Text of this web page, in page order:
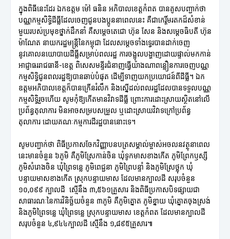
ក្នុងពិធីនេះដែរ ឯកឧត្តម ម៉ៅ ធនិន អភិបាលខេត្តកំពត បានគូសបញ្ជាក់ថា
បណ្ណកម្មសិទ្ធិដីធ្លីដែលចេញជូនបងប្អូននាពេលនេះ គឺជាកេរ្តិ៍មរតកដ៏សំខាន់
មួយរបស់ប្រមុខថ្នាក់ដឹកនាំ គឺសម្តេចតេជោ ហ៊ុន សែន និងសម្តេចធិបតី ហ៊ុន
ម៉ាណែត នាយករដ្ឋមន្ត្រីនៃកម្ពុជា ដែលសម្តេចទាំងទ្វេរបានដាក់ចេញ
នូវគោលនយោបាយដីធ្លីសម្រាប់ពលរដ្ឋ ការចង្អុលបង្ហាញដោយផ្ទាល់មកកាន់
អាជ្ញាធររាជធានី-ខេត្ត ពិសេសមន្ទីរជំនាញធ្វើយ៉ាងណាពន្លឿនការចេញបណ្ណ
កម្មសិទ្ធិជូនពលរដ្ឋឱ្យបានឆាប់បំផុត ដើម្បីទាញយកប្រយោជន៍ពីដីធ្លី។ ឯក
ឧត្តមអភិបាលខេត្តក៏បានក្រើនរំលឹក និងស្នើដល់ពលរដ្ឋដែលបានទទួលបណ្ណ
កម្មសិទ្ធិរួចហើយ សូមកុំឱ្យកើតមានវិវាទដីធ្លី ព្រោះការដោះស្រាយស្ថិតនៅលើ
ប្រព័ន្ធតុលាការ មិនអាចសម្របសម្រួល ឬដោះស្រាយវិវាទក្រៅប្រព័ន្ធ
តុលាការ ដោយគណៈកម្មការដីរដ្ឋបាននោះទេ។
សូមបញ្ជាក់ថា ពិធីប្រកាសចែកវិញ្ញាបនបត្រសម្គាល់ម្ចាស់អចលនវត្ថុនាពេល
នេះមានចំនួន ៦ភូមិ គឺភូមិស្រែកាន់ចិន ឃុំទូកមាសខាងកើត ភូមិព្រែកឫស្សី
ភូមិសំរោងចិន ឃុំព្រៃទន្លេ ភូមិពេជ្ជនា ភូមិព្រៃបន្ទាំ និងភូមិស្រែថ្លុក ឃុំ
បន្ទាយមាសខាងកើត ស្រុកបន្ទាយមាស ដែលមានក្បាលដី សរុបចំនួន
១០,០៩៩ ក្បាលដី ស្មើនឹង ៣,៥៦១គ្រួសារ និងពិធីប្រកាសបិទផ្សាយជា
សាធារណៈនៃការវិនិច្ឆ័យចំនួន ៣ភូមិ គឺភូមិត្នោត ភូមិខ្នាយ ឃុំត្នោតចុងស្រង់
និងភូមិព្រៃទន្លេ ឃុំព្រៃទន្លេ ស្រុកបន្ទាយមាស ខេត្តកំពត ដែលមានក្បាលដី
សរុបចំនួន ៤,៩៤៤ក្បាលដី ស្មើនឹង ១,៨៩៥គ្រួសារ៕